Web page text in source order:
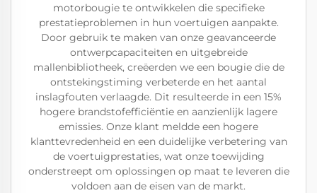
motorbougie te ontwikkelen die specifieke
prestatieproblemen in hun voertuigen aanpakte.
Door gebruik te maken van onze geavanceerde
ontwerpcapaciteiten en uitgebreide
mallenbibliotheek, creëerden we een bougie die de
ontstekingstiming verbeterde en het aantal
inslagfouten verlaagde. Dit resulteerde in een 15%
hogere brandstofefficiëntie en aanzienlijk lagere
emissies. Onze klant meldde een hogere
klanttevredenheid en een duidelijke verbetering van
de voertuigprestaties, wat onze toewijding
onderstreept om oplossingen op maat te leveren die
voldoen aan de eisen van de markt.